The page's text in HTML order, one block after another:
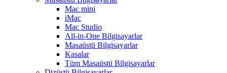
Mac mini
iMac
Mac Studio
All-in-One Bilgisayarlar
Masaüstü Bilgisayarlar
Kasalar
Tüm Masaüstü Bilgisayarlar